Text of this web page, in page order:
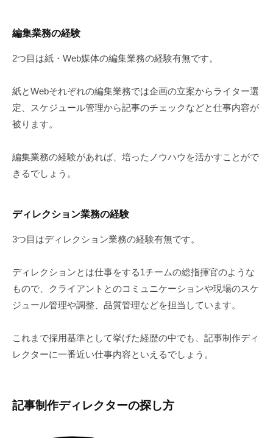
編集業務の経験
2つ目は紙・Web媒体の編集業務の経験有無です。
紙とWebそれぞれの編集業務では企画の立案からライター選
定、スケジュール管理から記事のチェックなどと仕事内容が
被ります。
編集業務の経験があれば、培ったノウハウを活かすことがで
きるでしょう。
ディレクション業務の経験
3つ目はディレクション業務の経験有無です。
ディレクションとは仕事をする1チームの総指揮官のような
もので、クライアントとのコミュニケーションや現場のスケ
ジュール管理や調整、品質管理などを担当しています。
これまで採用基準として挙げた経歴の中でも、記事制作ディ
レクターに一番近い仕事内容といえるでしょう。
記事制作ディレクターの探し方